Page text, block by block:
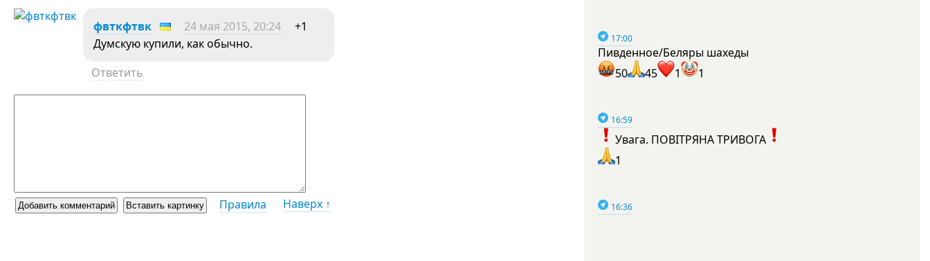
фвткфтвк 24 мая 2015, 20:24
+1
Думскую купили, как обычно.
Ответить
Правила Наверх ↑
17:00
Пивденное/Беляры шахеды
50
45 1 1
16:59
Увага. ПОВІТРЯНА ТРИВОГА
1
16:36